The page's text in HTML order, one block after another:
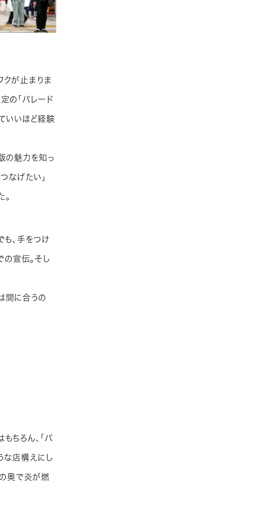
クが止まりま
の「パレード
いいほど経験
の魅力を知っ
なげたい」
も、手をつけ
の宣伝。そし
間に合うの
ちろん、「パ
な店構えにし
の奥で炎が燃